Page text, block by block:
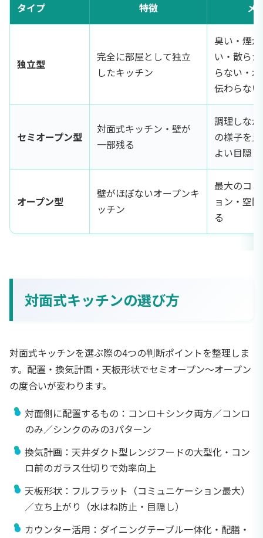
タイプ 特徴 メ
独立型
完全に部屋として独立
したキッチン
臭い・煙
い・散ら
らない・
伝わらない
セミオープン型
対面式キッチン・壁が
一部残る
調理しな
の様子を
よい目隠し
オープン型
壁がほぼないオープンキ
ッチン
最大のコ
ョン・空
る
対面式キッチンの選び方
対面式キッチンを選ぶ際の4つの判断ポイントを整理しま
す。配置・換気計画・天板形状でセミオープン〜オープン
の度合いが変わります。
対面側に配置するもの：コンロ＋シンク両方／コンロ
のみ／シンクのみの3パターン
換気計画：天井ダクト型レンジフードの大型化・コン
ロ前のガラス仕切りで効率向上
天板形状：フルフラット（コミュニケーション最大）
／立ち上がり（水はね防止・目隠し）
カウンター活用：ダイニングテーブル一体化・配膳・